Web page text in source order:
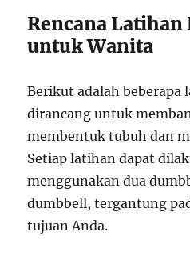
Rencana
untuk Wanita
Berikut adalah beberapa
dirancang untuk
membentuk tubuh dan
Setiap latihan dapat
menggunakan dua
dumbbell, tergantung
tujuan Anda.